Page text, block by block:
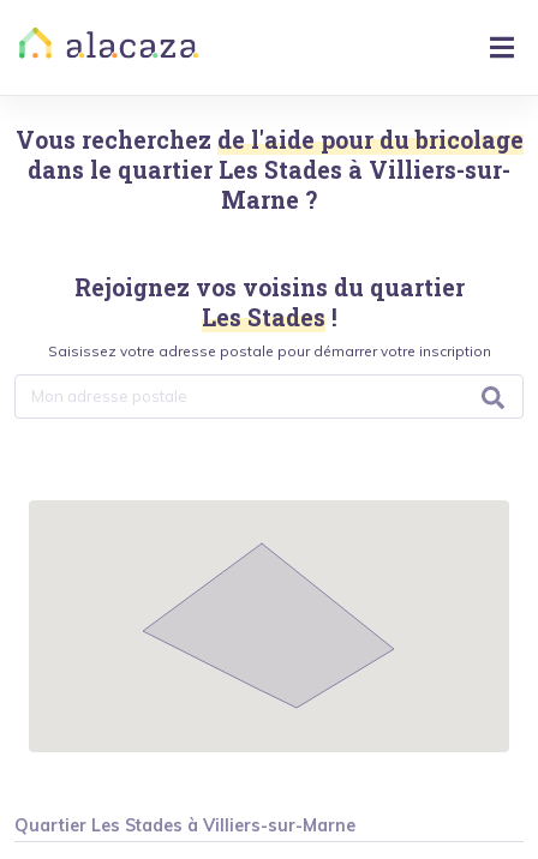
Vous recherchez de l'aide pour du bricolage
dans le quartier Les Stades à Villiers-sur-
Marne ?
Rejoignez vos voisins du quartier
Les Stades !
Saisissez votre adresse postale pour démarrer votre inscription
Quartier Les Stades àVilliers-sur-Marne